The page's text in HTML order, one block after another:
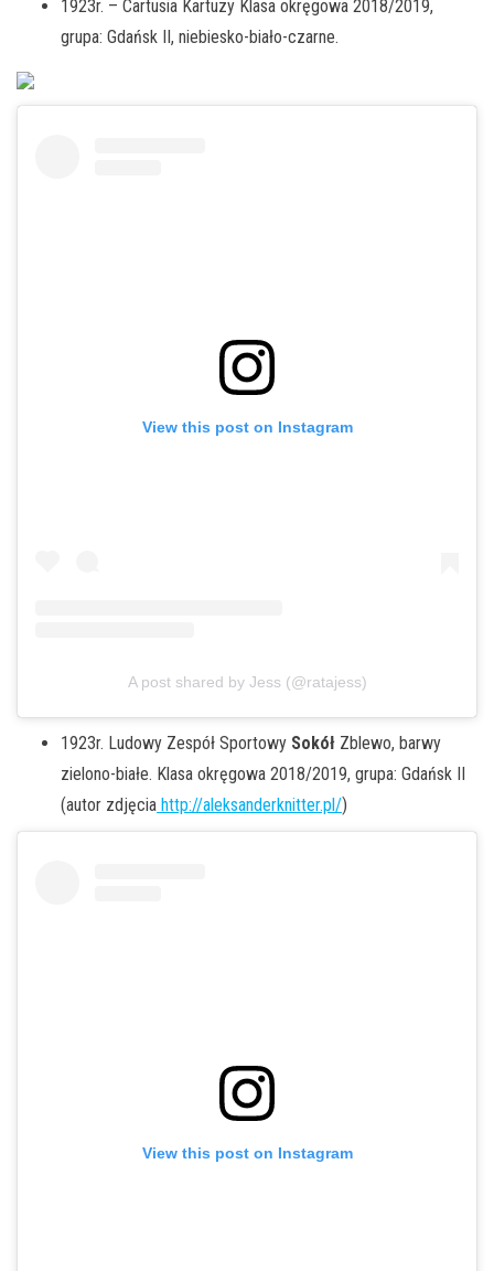
1923r. – Cartusia Kartuzy Klasa okręgowa 2018/2019,
grupa: Gdańsk II, niebiesko-biało-czarne.
View this post on Instagram
A post shared by Jess (@ratajess)
1923r. Ludowy Zespół Sportowy Sokół Zblewo, barwy
zielono-białe. Klasa okręgowa 2018/2019, grupa: Gdańsk II
(autor zdjęcia http://aleksanderknitter.pl/)
View this post on Instagram